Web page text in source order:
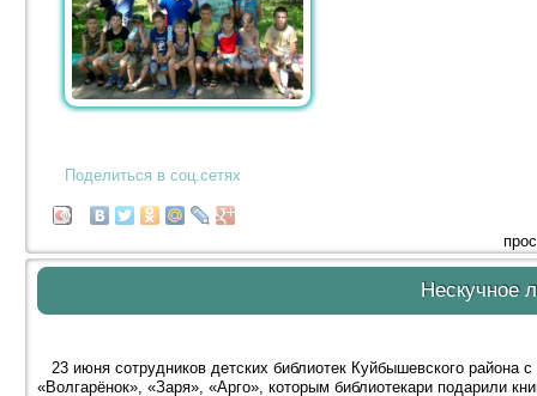
Поделиться в соц.сетях
Нескучное
23 июня сотрудников детских библиотек Куйбышевского района
«Волгарёнок», «Заря», «Арго», которым библиотекари подарили